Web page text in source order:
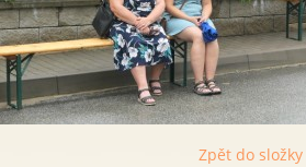
Zpět do složky